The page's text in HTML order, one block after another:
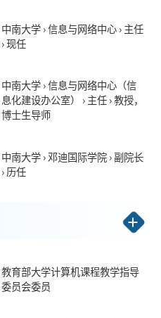
中南大学 › 信息与网络中心 › 主任
› 现任
中南大学 › 信息与网络中心（信
息化建设办公室） › 主任 › 教授，
博士生导师
中南大学 › 邓迪国际学院 › 副院长
› 历任
教育部大学计算机课程教学指导
委员会委员